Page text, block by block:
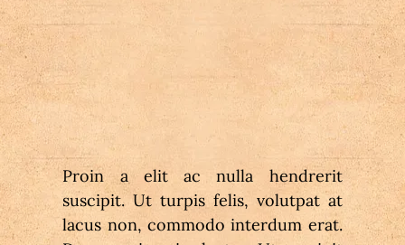
Proin a elit ac nulla hendrerit
suscipit. Ut turpis felis, volutpat at
lacus non, commodo interdum erat.